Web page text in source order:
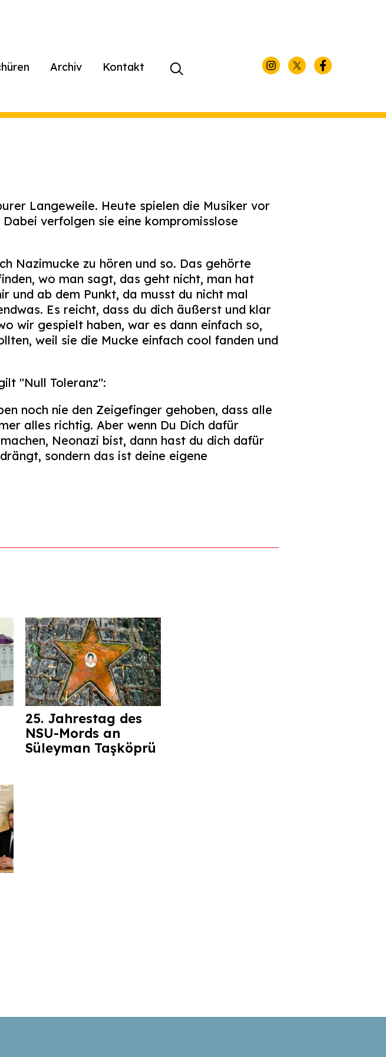
Archiv KontaktSuchen
Langeweile. Heute spielen die Musiker vor
verfolgen sie eine kompromisslose
Nazimucke zu hören und so. Das gehörte
wo man sagt, das geht nicht, man hat
und ab dem Punkt, da musst du nicht mal
Es reicht, dass du dich äußerst und klar
wir gespielt haben, war es dann einfach so,
weil sie die Mucke einfach cool fanden und
"Null Toleranz":
noch nie den Zeigefinger gehoben, dass alle
alles richtig. Aber wenn Du Dich dafür
Neonazi bist, dann hast du dich dafür
sondern das ist deine eigene
25. Jahrestag des
NSU-Mords an
Süleyman Taşköprü